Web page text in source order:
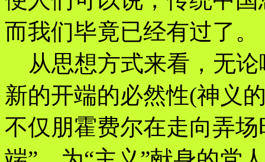
而我们毕竟已经有过了。
从思想方式来看，无
新的开端的必然性(神义
不仅朋霍费尔在走向弄